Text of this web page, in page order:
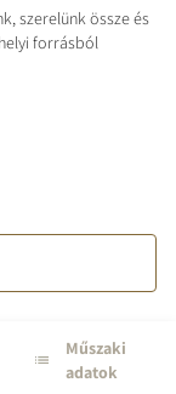
szerelünk össze és
forrásból
Műszaki
adatok